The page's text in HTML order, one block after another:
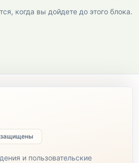
когда вы дойдете до этого блока.
защищены
и пользовательские